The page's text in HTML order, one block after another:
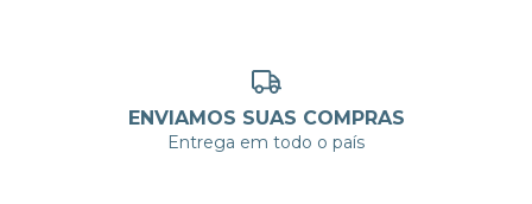
ENVIAMOS SUAS COMPRAS
Entrega em todo o país